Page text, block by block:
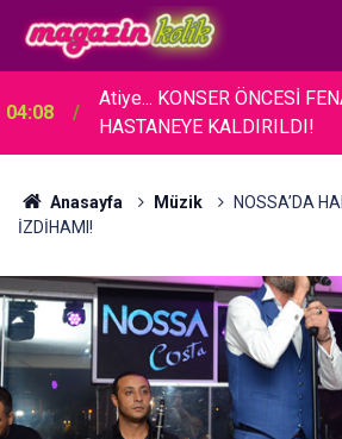
04:08
Atiye... KONSER ÖNCESİ
HASTANEYE KALDIRILDI!
Anasayfa Müzik
NOSSA’DA
İZDİHAMI!